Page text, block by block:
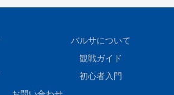
バルサについて
観戦ガイド
初心者入門